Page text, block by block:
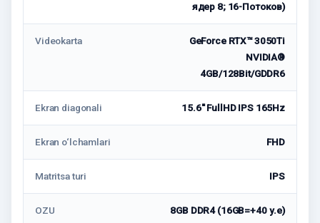
ядер 8; 16-Потоков)
Videokarta
GeForce RTX™ 3050Ti
NVIDIA®
4GB/128Bit/GDDR6
Ekran diagonali 15.6'' FullHD IPS 165Hz
Ekran o‘lchamlari FHD
Matritsa turi IPS
OZU 8GB DDR4 (16GB=+40 у.е)